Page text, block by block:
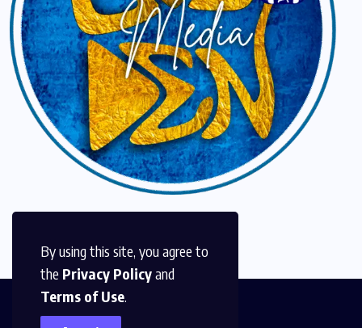
By using this site, you agree to
the Privacy Policyand
Terms of Use.